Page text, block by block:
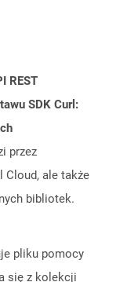
REST
SDK Curl:
przez
Cloud, ale także
bibliotek.
pliku pomocy
się z kolekcji